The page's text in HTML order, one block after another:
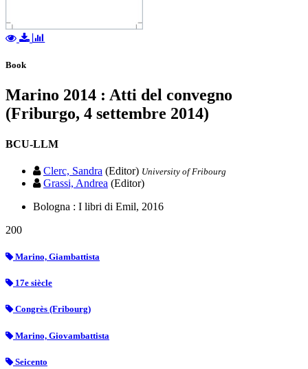
Book
Marino 2014 : Atti del convegno
(Friburgo, 4 settembre 2014)
BCU-LLM
Clerc, Sandra (Editor) University of Fribourg
Grassi, Andrea (Editor)
Bologna : I libri di Emil, 2016
200
Marino, Giambattista
17e siècle
Congrès (Fribourg)
Marino, Giovambattista
Seicento